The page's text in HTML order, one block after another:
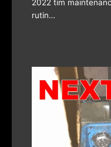
2022 tim
rutin…